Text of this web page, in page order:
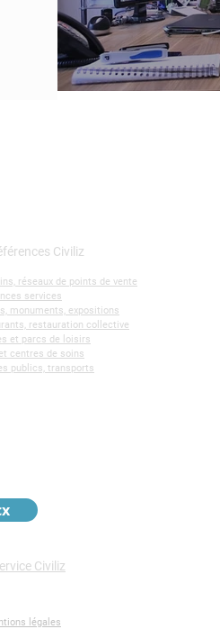
Civiliz
réseaux de points de vente
services
monuments, expositions
restauration collective
et parcs de loisirs
centres de soins
publics, transports
Civiliz
légales